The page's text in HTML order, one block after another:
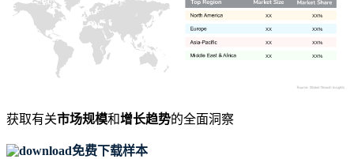
XX%
XX
XX%
XX
XX%
XX
XX%
XX
获取有关市场规模和增长趋势的全面洞察
免费下载样本